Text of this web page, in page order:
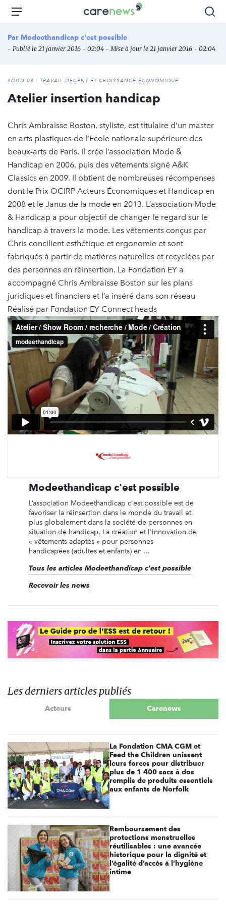
Aller
principal
Carenews,
média
des
l'engagement
Menu
Par Modeethandicap c'est possible
- Publié le 21 janvier 2016 - 02:04 - Mise à jour le 21 janvier 2016 - 02:04
#ODD 08 : TRAVAIL DÉCENT ET CROISSANCE ÉCONOMIQUE
Atelier insertion handicap
Chris Ambraisse Boston, styliste, est titulaire d’un master
en arts plastiques de l’Ecole nationale supérieure des
beaux-arts de Paris. Il crée l’association Mode &
Handicap en 2006, puis des vêtements signé A&K
Classics en 2009. Il obtient de nombreuses récompenses
dont le Prix OCIRP Acteurs Économiques et Handicap en
2008 et le Janus de la mode en 2013. L’association Mode
& Handicap a pour objectif de changer le regard sur le
handicap à travers la mode. Les vêtements conçus par
Chris concilient esthétique et ergonomie et sont
fabriqués à partir de matières naturelles et recyclées par
des personnes en réinsertion. La Fondation EY a
accompagné Chris Ambraisse Boston sur les plans
juridiques et financiers et l’a inséré dans son réseau
Réalisé par Fondation EY Connect heads
Atelier / Show Room / recherche / Mode / Création
frommodeethandicaponVimeo.
Modeethandicap c'est possible
L’association Modeethandicap c'est possible est de
favoriser la réinsertion dans le monde du travail et
plus globalement dans la société de personnes en
situation de handicap. La création et l'innovation de
« vêtements adaptés » pour personnes
handicapées (adultes et enfants) en ...
Tous les articles Modeethandicap c'est possible
Recevoir les news
Les derniers articles publiés
Acteurs Carenews
La Fondation CMA CGM et
Feed the Children unissent
leurs forces pour distribuer
plus de 1 400 sacs à dos
remplis de produits essentiels
aux enfants de Norfolk
Remboursement des
protections menstruelles
réutilisables : une avancée
historique pour la dignité et
l’égalité d’accès à l’hygiène
intime